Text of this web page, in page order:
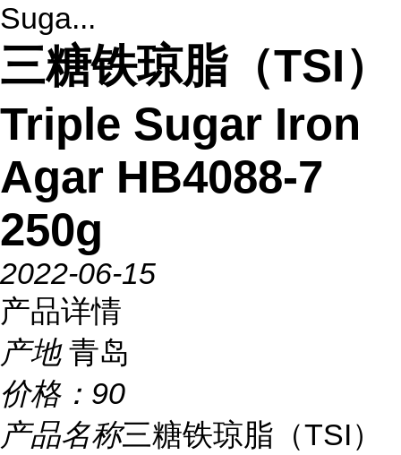
Suga...
三糖铁琼脂（TSI）
Triple Sugar Iron
Agar HB4088-7
250g
2022-06-15
产品详情
产地 青岛
价格： 90
产品名称三糖铁琼脂（TSI）